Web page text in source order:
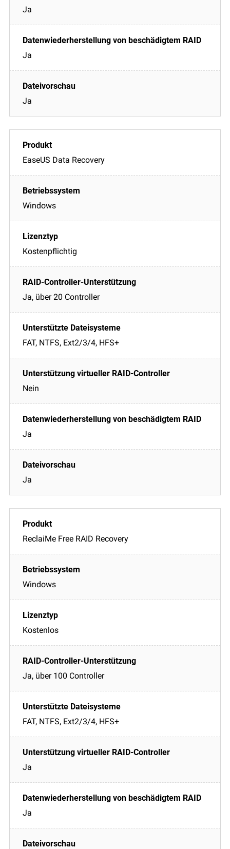
Ja
Ja
Ja
EaseUS Data Recovery
Windows
Kostenpflichtig
Ja, über 20 Controller
FAT, NTFS, Ext2/3/4, HFS+
Nein
Ja
Ja
ReclaiMe Free RAID Recovery
Windows
Kostenlos
Ja, über 100 Controller
FAT, NTFS, Ext2/3/4, HFS+
Ja
Ja